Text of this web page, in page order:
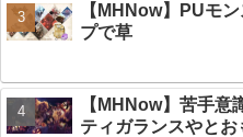
【MHNow】PUモ
プで草
【MHNow】苦手意
ティガランスやと